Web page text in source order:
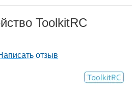
ToolkitRC
отзыв